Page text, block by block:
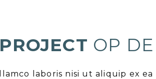
PROJECT OP
llamco laboris nisi ut aliquip ex